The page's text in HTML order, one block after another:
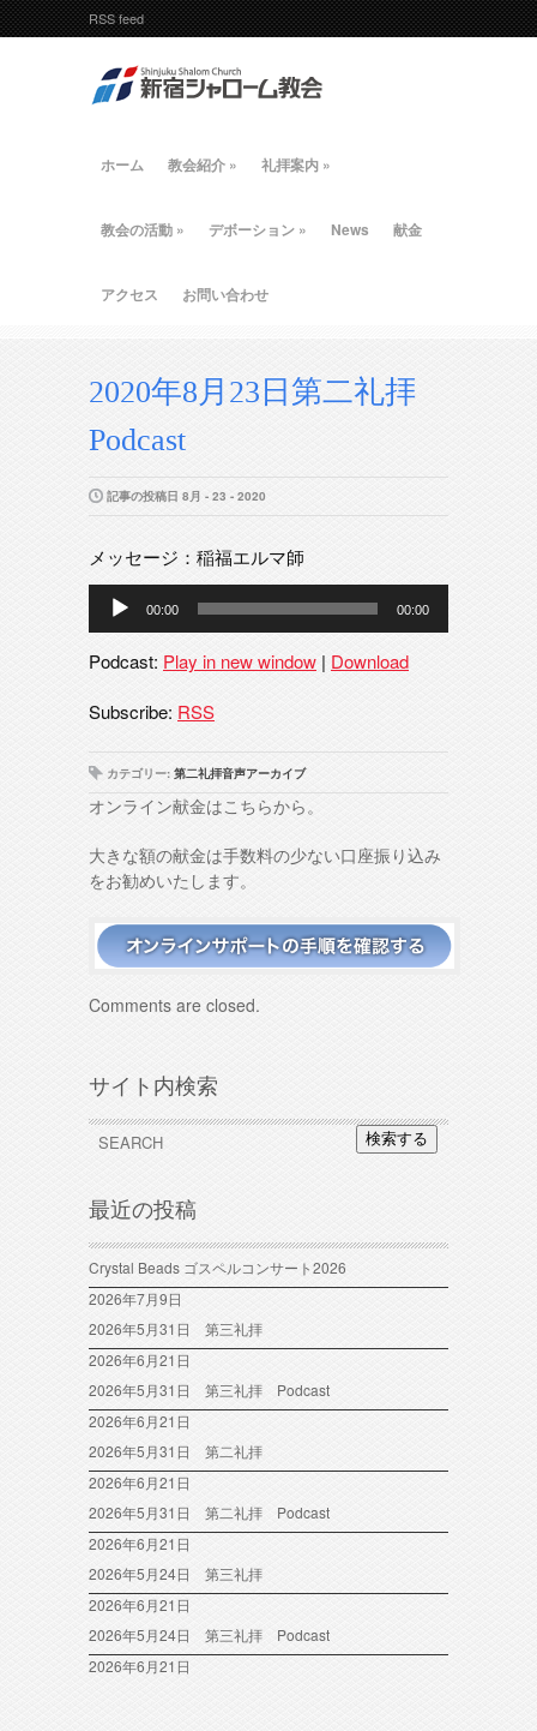
RSS feed
ホーム 教会紹介 » 礼拝案内 »
教会の活動 » デボーション » News 献金
アクセス お問い合わせ
2020年8月23日第二礼拝
Podcast
記事の投稿日 8月 - 23 - 2020
メッセージ：稲福エルマ師
レ
ー
ー
00:00 00:00
Podcast: Play in new window | Download
Subscribe: RSS
カテゴリー: 第二礼拝音声アーカイブ
オンライン献金はこちらから。
大きな額の献金は手数料の少ない口座振り込み
をお勧めいたします。
Comments are closed.
サイト内検索
検索する
最近の投稿
Crystal Beads ゴスペルコンサート2026
2026年7月9日
2026年5月31日 第三礼拝
2026年6月21日
2026年5月31日 第三礼拝 Podcast
2026年6月21日
2026年5月31日 第二礼拝
2026年6月21日
2026年5月31日 第二礼拝 Podcast
2026年6月21日
2026年5月24日 第三礼拝
2026年6月21日
2026年5月24日 第三礼拝 Podcast
2026年6月21日